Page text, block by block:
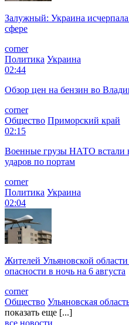
Залужный: Украина исчерпала
сфере
corner
Политика Украина
02:44
Обзор цен на бензин во
corner
Общество Приморский край
02:15
Военные грузы НАТО встали
ударов по портам
corner
Политика Украина
02:04
Жителей Ульяновской
опасности в ночь на 6 августа
corner
Общество Ульяновская
показать еще [...]
все новости